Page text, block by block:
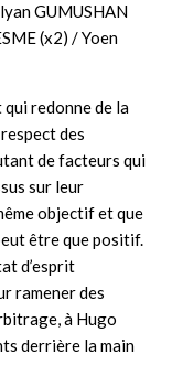
GUMUSHAN
(x2) / Yoen
redonne de la
des
de facteurs qui
sur leur
objectif et que
être que positif.
d’esprit
ramener des
à Hugo
derrière la main